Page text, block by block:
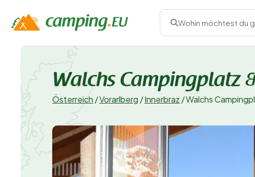
Wohin möchtest du
Walchs Campingplatz
Österreich /Vorarlberg /Innerbraz /Walchs